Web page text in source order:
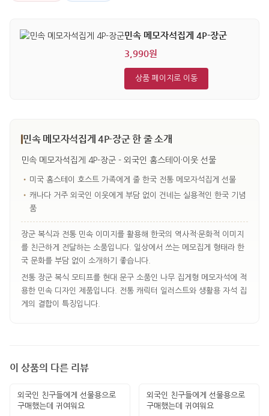
민속 메모자석집게 4P-장군
3,990원
상품 페이지로 이동
민속 메모자석집게 4P-장군 한 줄 소개
민속 메모자석집게 4P-장군 - 외국인 홈스테이·이웃 선물
• 미국 홈스테이 호스트 가족에게 줄 한국 전통 메모자석집게 선물
• 캐나다 거주 외국인 이웃에게 부담 없이 건네는 실용적인 한국 기념
품
장군 복식과 전통 민속 이미지를 활용해 한국의 역사적·문화적 이미지
를 친근하게 전달하는 소품입니다. 일상에서 쓰는 메모집게 형태라 한
국 문화를 부담 없이 소개하기 좋습니다.
전통 장군 복식 모티프를 현대 문구 소품인 나무 집게형 메모자석에 적
용한 민속 디자인 제품입니다. 전통 캐릭터 일러스트와 생활용 자석 집
게의 결합이 특징입니다.
이 상품의 다른 리뷰
외국인 친구들에게 선물용으로
구매했는데 귀여워요
외국인 친구들에게 선물용으로
구매했는데 귀여워요